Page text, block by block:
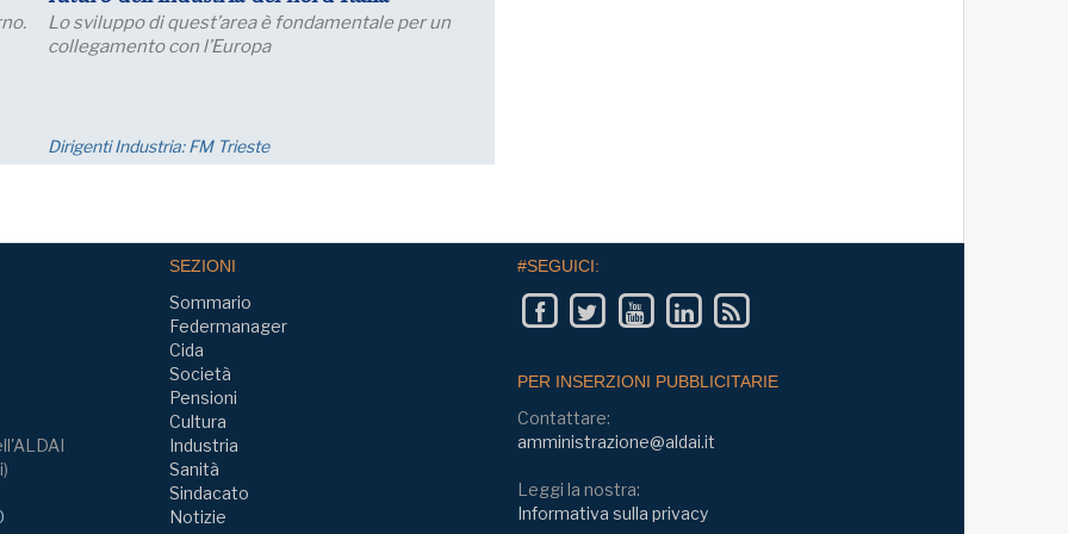
è fondamentale per un
Trieste
Le aspettative delle grandi imprese industriali
SEZIONI
Sommario
Federmanager
Cida
Società
Pensioni
Cultura
Industria
Sanità
Sindacato
Notizie
#SEGUICI:
PER INSERZIONI PUBBLICITARIE
Contattare:
amministrazione@aldai.it
Leggi la nostra:
Informativa sulla privacy